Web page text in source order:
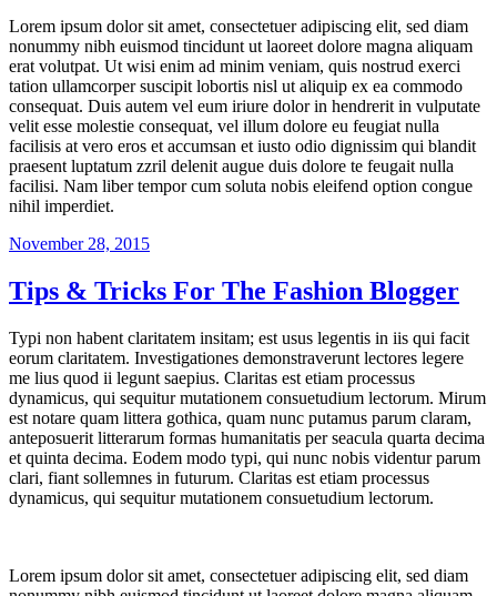
Lorem ipsum dolor sit amet, consectetuer adipiscing elit, sed diam
nonummy nibh euismod tincidunt ut laoreet dolore magna aliquam
erat volutpat. Ut wisi enim ad minim veniam, quis nostrud exerci
tation ullamcorper suscipit lobortis nisl ut aliquip ex ea commodo
consequat. Duis autem vel eum iriure dolor in hendrerit in vulputate
velit esse molestie consequat, vel illum dolore eu feugiat nulla
facilisis at vero eros et accumsan et iusto odio dignissim qui blandit
praesent luptatum zzril delenit augue duis dolore te feugait nulla
facilisi. Nam liber tempor cum soluta nobis eleifend option congue
nihil imperdiet.
Veröffentlicht
November 28, 2015
Tips & Tricks For The Fashion Blogger
Typi non habent claritatem insitam; est usus legentis in iis qui facit
eorum claritatem. Investigationes demonstraverunt lectores legere
me lius quod ii legunt saepius. Claritas est etiam processus
dynamicus, qui sequitur mutationem consuetudium lectorum. Mirum
est notare quam littera gothica, quam nunc putamus parum claram,
anteposuerit litterarum formas humanitatis per seacula quarta decima
et quinta decima. Eodem modo typi, qui nunc nobis videntur parum
clari, fiant sollemnes in futurum. Claritas est etiam processus
dynamicus, qui sequitur mutationem consuetudium lectorum.
Lorem ipsum dolor sit amet, consectetuer adipiscing elit, sed diam